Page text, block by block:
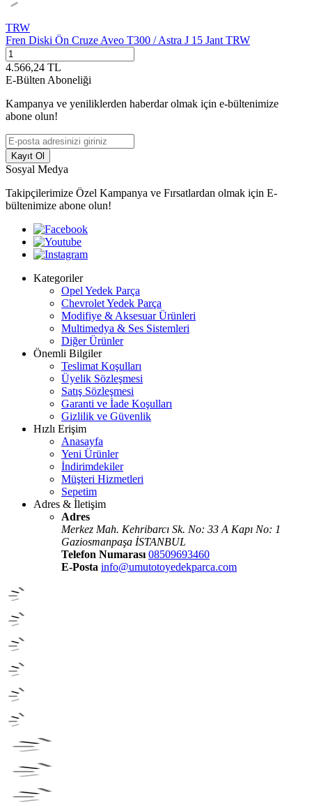
TRW
Fren Diski Ön Cruze Aveo T300 / Astra J 15 Jant TRW
4.566,24 TL
E-Bülten Aboneliği
Kampanya ve yeniliklerden haberdar olmak için e-bültenimize
abone olun!
Kayıt Ol
Sosyal Medya
Takipçilerimize Özel Kampanya ve Fırsatlardan olmak için E-
bültenimize abone olun!
Kategoriler
Opel Yedek Parça
Chevrolet Yedek Parça
Modifiye & Aksesuar Ürünleri
Multimedya & Ses Sistemleri
Diğer Ürünler
Önemli Bilgiler
Teslimat Koşulları
Üyelik Sözleşmesi
Satış Sözleşmesi
Garanti ve İade Koşulları
Gizlilik ve Güvenlik
Hızlı Erişim
Anasayfa
Yeni Ürünler
İndirimdekiler
Müşteri Hizmetleri
Sepetim
Adres & İletişim
Adres
Merkez Mah. Kehribarcı Sk. No: 33 A Kapı No: 1
Gaziosmanpaşa İSTANBUL
Telefon Numarası 08509693460
E-Posta info@umutotoyedekparca.com